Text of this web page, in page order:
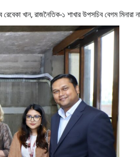
রেবেকা খান, রাজনৈতিক-১ শাখার উপসচিব বেগম